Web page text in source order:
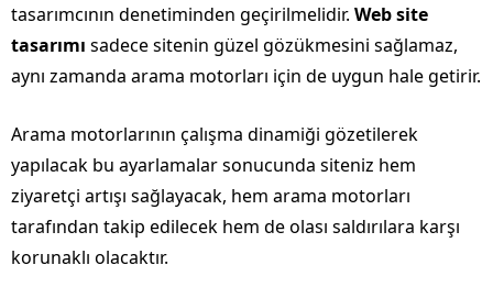
tasarımcının denetiminden geçirilmelidir. Web site
tasarımı sadece sitenin güzel gözükmesini sağlamaz,
aynı zamanda arama motorları için de uygun hale getirir.
Arama motorlarının çalışma dinamiği gözetilerek
yapılacak bu ayarlamalar sonucunda siteniz hem
ziyaretçi artışı sağlayacak, hem arama motorları
tarafından takip edilecek hem de olası saldırılara karşı
korunaklı olacaktır.